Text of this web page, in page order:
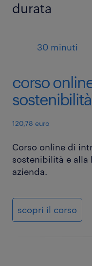
durata
30 minuti
corso
sostenibilità
120,78 euro
Corso online di
sostenibilità e
azienda.
scopri il corso